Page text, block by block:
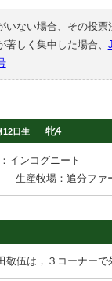
いない場合、その投
しく集中した場合、
12日生 牝4
インコグニート
生産牧場：追分ファ
敬伍は，３コーナー